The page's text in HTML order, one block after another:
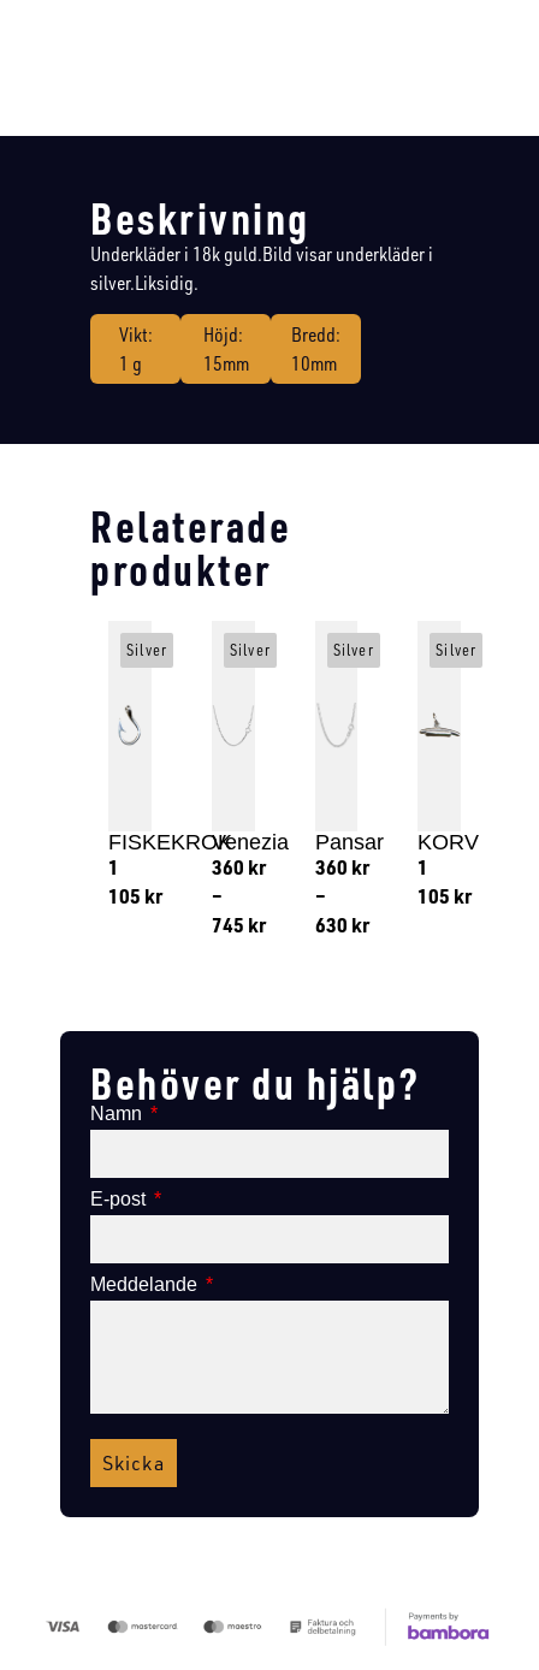
Beskrivning
Underkläder i 18k guld.Bild visar underkläder i
silver.Liksidig.
Vikt:
1 g
Höjd:
15mm
Bredd:
10mm
Relaterade
produkter
FISKEKROK
1
105 kr
Silver
Venezia
360 kr
–
745 kr
Silver
Pansar
360 kr
–
630 kr
Silver
KORV
1
105 kr
Silver
Behöver du hjälp?
Namn
E-post
Meddelande
Skicka